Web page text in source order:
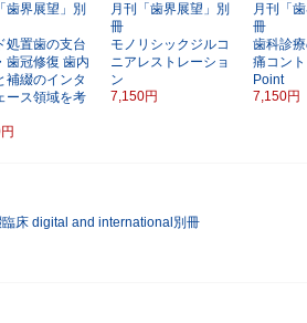
歯界展望」別
処置歯の支台
歯冠修復 歯内
補綴のインタ
ース領域を考
月刊「歯界展望」別
冊
モノリシックジルコ
ニアレストレーショ
ン
7,150円
月刊「
冊
歯科診
痛コン
Point
7,150円
床 digital and international別冊